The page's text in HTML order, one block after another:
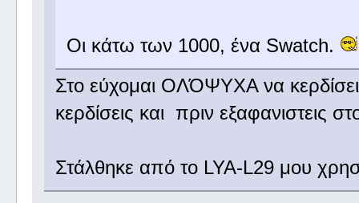
Οι κάτω των 1000, ένα Swatch.
Στο εύχομαι ΟΛΌΨΥΧΑ να
κερδίσεις και πριν εξαφανιστεις
Στάλθηκε από το LYA-L29 μου